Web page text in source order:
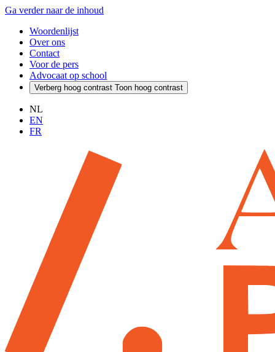
Ga verder naar de inhoud
Woordenlijst
Over ons
Contact
Voor de pers
Advocaat op school
Verberg hoog contrast Toon hoog contrast
NL
EN
FR